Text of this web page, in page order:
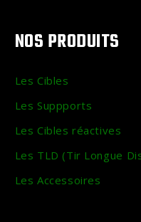
NOS PRODUITS
Les Cibles
Les Suppports
Les Cibles réactives
Les TLD (Tir Longue
Les Accessoires